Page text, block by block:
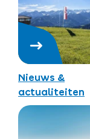
Nieuws &
actualiteiten